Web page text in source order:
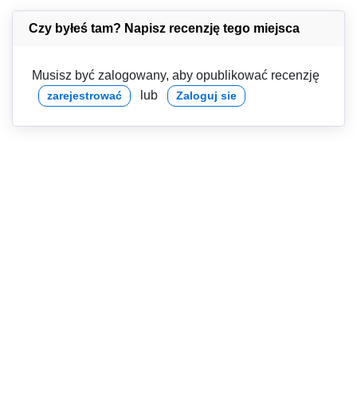
Czy byłeś tam? Napisz recenzję tego miejsca
Musisz być zalogowany, aby opublikować recenzję
zarejestrować lub Zaloguj sie